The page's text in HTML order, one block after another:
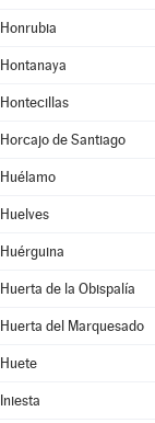
Honrubia
Hontanaya
Hontecillas
Horcajo de Santiago
Huélamo
Huelves
Huérguina
Huerta de la Obispalía
Huerta del Marquesado
Huete
Iniesta